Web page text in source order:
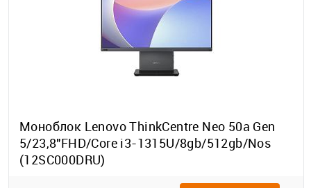
Моноблок Lenovo ThinkCentre Neo 50a Gen
5/23,8"FHD/Core i3-1315U/8gb/512gb/Nos
(12SC000DRU)